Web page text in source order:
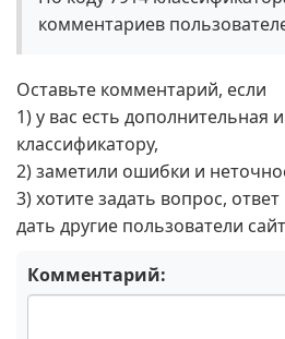
комментариев
Оставьте комментарий, если
1) у вас есть дополнительная
классификатору,
2) заметили ошибки и
3) хотите задать вопрос,
дать другие пользователи
Комментарий: